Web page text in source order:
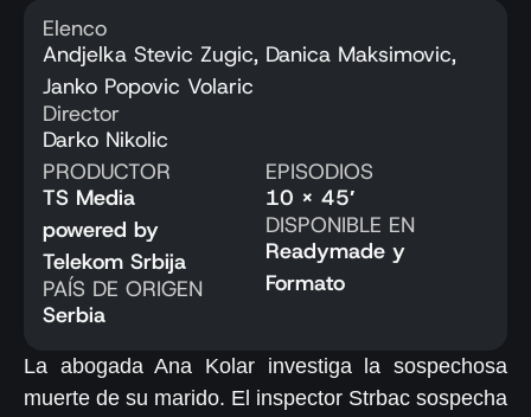
Elenco
Andjelka Stevic Zugic, Danica Maksimovic,
Janko Popovic Volaric
Director
Darko Nikolic
PRODUCTOR
TS Media
powered by
Telekom Srbija
PAÍS DE ORIGEN
Serbia
EPISODIOS
10 x 45′
DISPONIBLE EN
Readymade y
Formato
La abogada Ana Kolar investiga la sospechosa
muerte de su marido. El inspector Strbac sospecha